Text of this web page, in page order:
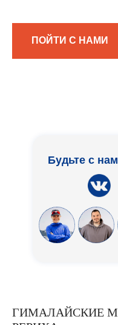
ПОЙТИ С НАМИ
Будьте с
ГИМАЛАЙСКИЕ